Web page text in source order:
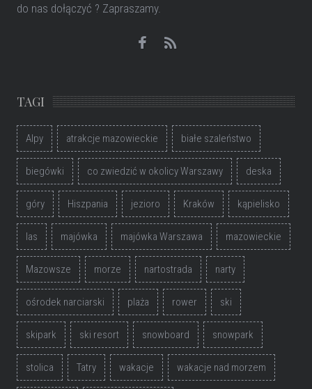
do nas dołączyć ? Zapraszamy.
TAGI
Alpy atrakcje mazowieckie białe szaleństwo
biegówki co zwiedzić w okolicy Warszawy deska
góry Hiszpania jezioro Kraków kąpielisko
las majówka majówka Warszawa mazowieckie
Mazowsze morze nartostrada narty
ośrodek narciarski plaża rower ski
skipark ski resort snowboard snowpark
stolica Tatry wakacje wakacje nad morzem